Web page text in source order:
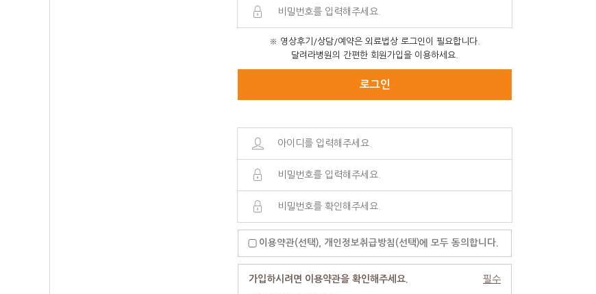
※ 영상후기/상담/예약은 외료법상 로그인이 필요합니다.
달려라병원의 간편한 회원가입을 이용하세요.
로그인
이용약관(선택), 개인정보취급방침(선택)에 모두 동의합니다.
필수
가입하시려면 이용약관을 확인해주세요.